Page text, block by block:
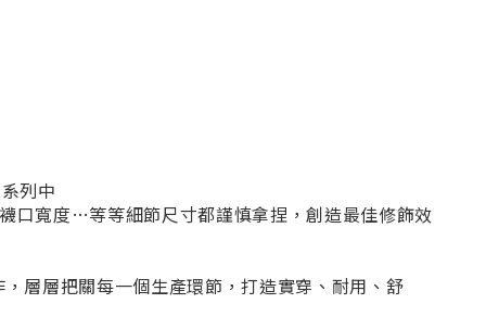
列中
口寬度…等等細節尺寸都謹慎拿捏，創造最佳修飾效
層層把關每一個生產環節，打造實穿、耐用、舒